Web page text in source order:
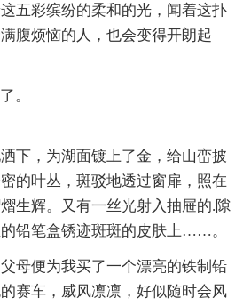
五彩缤纷的柔和的光，闻着这扑
腹烦恼的人，也会变得开朗起
。
下，为湖面镀上了金，给山峦披
的叶丛，斑驳地透过窗扉，照在
生辉。又有一丝光射入抽屉的.隙
铅笔盒锈迹斑斑的皮肤上……。
母便为我买了一个漂亮的铁制铅
赛车，威风凛凛，好似随时会风